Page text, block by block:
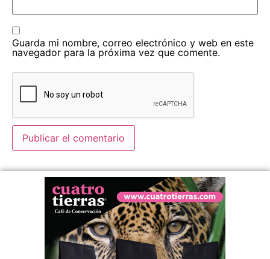
Guarda mi nombre, correo electrónico y web en este
navegador para la próxima vez que comente.